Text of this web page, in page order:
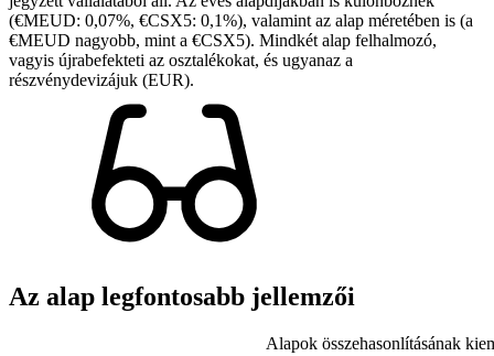
(€MEUD: 0,07%, €CSX5: 0,1%), valamint az alap méretében is (a
€MEUD nagyobb, mint a €CSX5). Mindkét alap felhalmozó,
vagyis újrabefekteti az osztalékokat, és ugyanaz a
részvénydevizájuk (EUR).
Az alap legfontosabb jellemzői
Alapok összehasonlításának